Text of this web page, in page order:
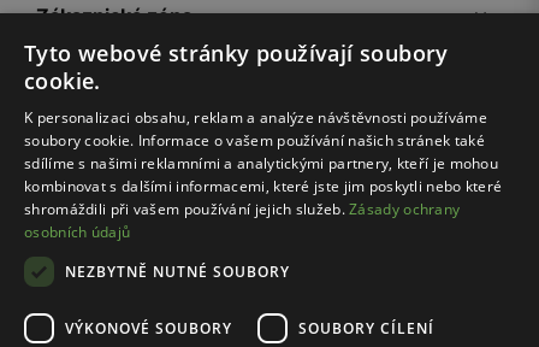
Zákaznická zóna
Společnost Wojas
Rady
Tyto webové stránky používají soubory
cookie.
K personalizaci obsahu, reklam a analýze návštěvnosti používáme
soubory cookie. Informace o vašem používání našich stránek také
sdílíme s našimi reklamními a analytickými partnery, kteří je mohou
kombinovat s dalšími informacemi, které jste jim poskytli nebo které
shromáždili při vašem používání jejich služeb.Zásady ochrany
osobních údajů
NEZBYTNĚ NUTNÉ SOUBORY
VÝKONOVÉ SOUBORY SOUBORY CÍLENÍ